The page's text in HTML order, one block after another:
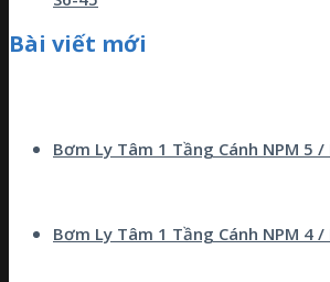
Bài viết mới
Bơm Ly Tâm 1 Tầng Cánh NPM 5 /
Bơm Ly Tâm 1 Tầng Cánh NPM 4 /